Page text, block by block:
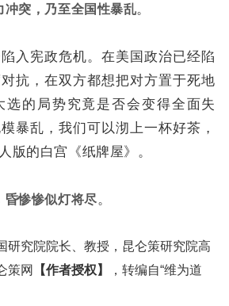
冲突，乃至全国性暴乱。
入宪政危机。在美国政治已经陷
抗，在双方都想把对方置于死地
选的局势究竟是否会变得全面失
暴乱，我们可以沏上一杯好茶，
版的白宫《纸牌屋》。
昏惨惨似灯将尽。
研究院院长、教授，昆仑策研究院高
策网
【作者授权】
，转编自“维为道